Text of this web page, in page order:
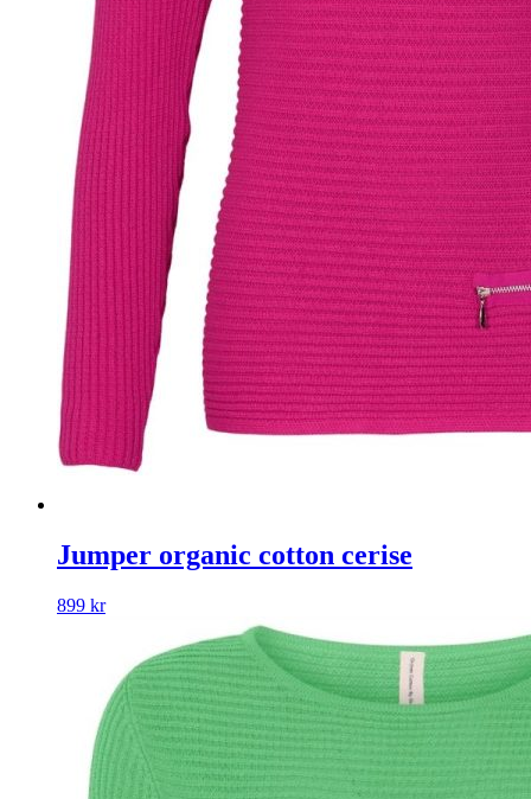
Jumper organic cotton cerise
899 kr